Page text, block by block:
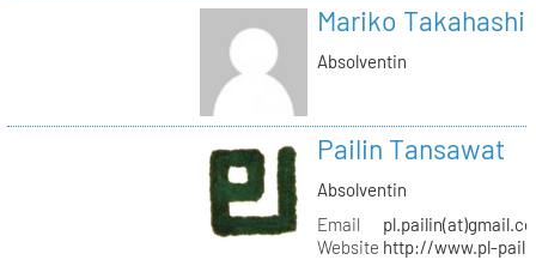
Mariko Takahashi
Absolventin
Pailin Tansawat
Absolventin
Email
Website http://www.pl-